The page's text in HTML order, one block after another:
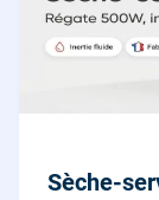
Sèche-